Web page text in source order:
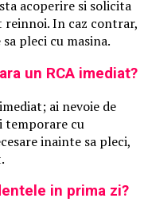
acoperire si solicita
reinnoi. In caz contrar,
pleci cu masina.
un RCA imediat?
ai nevoie de
temporare cu
inainte sa pleci,
in prima zi?